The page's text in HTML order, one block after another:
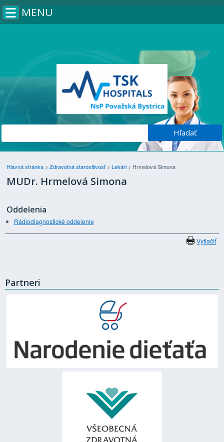
MENU
Hlavná stránka > Zdravotná starostlivosť> Lekári > Hrmelová Simona
MUDr. Hrmelová Simona
Oddelenia
Rádiodiagnostické oddelenie
Vytlačiť
Partneri